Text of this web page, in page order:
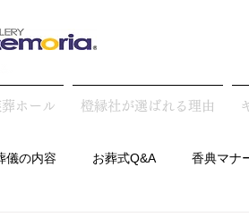
ホール 橙縁社が選ばれる理由
儀の内容 お葬式Q&A 香典マナ